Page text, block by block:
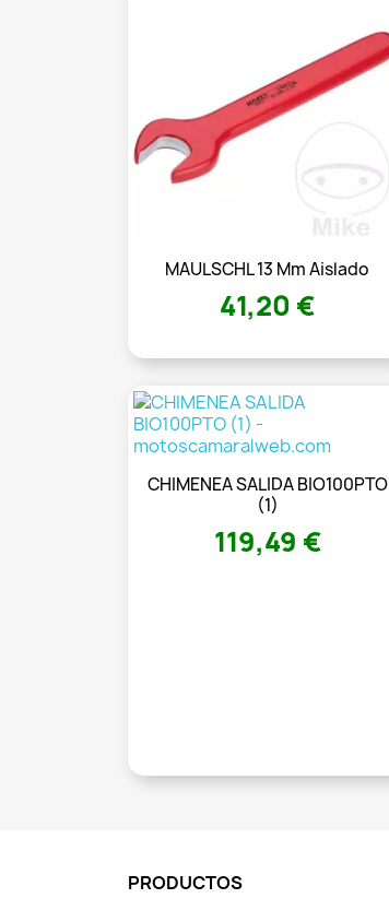
MAULSCHL 13 Mm Aislado
41,20 €
CHIMENEA SALIDA BIO100PTO
(1)
119,49 €
PRODUCTOS